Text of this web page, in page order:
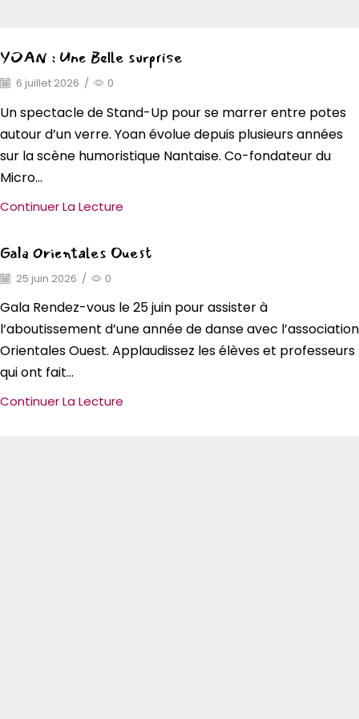
YOAN : Une Belle surprise
6 juillet 2026 / 0
Un spectacle de Stand-Up pour se marrer entre potes
autour d’un verre. Yoan évolue depuis plusieurs années
sur la scène humoristique Nantaise. Co-fondateur du
Micro...
Continuer La Lecture
Gala Orientales Ouest
25 juin 2026 / 0
Gala Rendez-vous le 25 juin pour assister à
l’aboutissement d’une année de danse avec l’association
Orientales Ouest. Applaudissez les élèves et professeurs
qui ont fait...
Continuer La Lecture